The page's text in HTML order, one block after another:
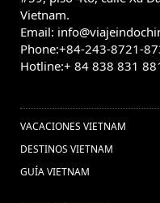
Vietnam.
Email:
Phone:+84-243-8721-
Hotline:+ 84 838 831
VACACIONES VIETNAM
DESTINOS VIETNAM
GUÍA VIETNAM